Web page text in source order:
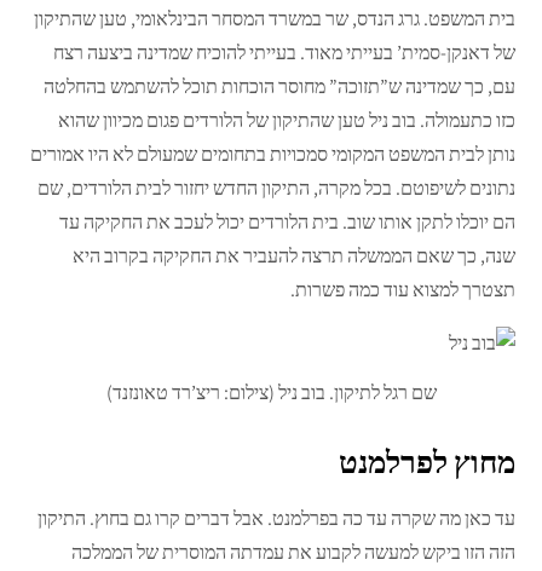
בית המשפט. גרג הנדס, שר במשרד המסחר הבינלאומי, טען שהתיקון
של דאנקן-סמית’ בעייתי מאוד. בעייתי להוכיח שמדינה ביצעה רצח
עם, כך שמדינה ש”תזוכה” מחוסר הוכחות תוכל להשתמש בהחלטה
כזו כתעמולה. בוב ניל טען שהתיקון של הלורדים פגום מכיוון שהוא
נותן לבית המשפט המקומי סמכויות בתחומים שמעולם לא היו אמורים
נתונים לשיפוטם. בכל מקרה, התיקון החדש יחזור לבית הלורדים, שם
הם יוכלו לתקן אותו שוב. בית הלורדים יכול לעכב את החקיקה עד
שנה, כך שאם הממשלה תרצה להעביר את החקיקה בקרוב היא
תצטרך למצוא עוד כמה פשרות.
שם רגל לתיקון. בוב ניל (צילום: ריצ’רד טאונזנד)
מחוץ לפרלמנט
עד כאן מה שקרה עד כה בפרלמנט. אבל דברים קרו גם בחוץ. התיקון
הזה הזו ביקש למעשה לקבוע את עמדתה המוסרית של הממלכה